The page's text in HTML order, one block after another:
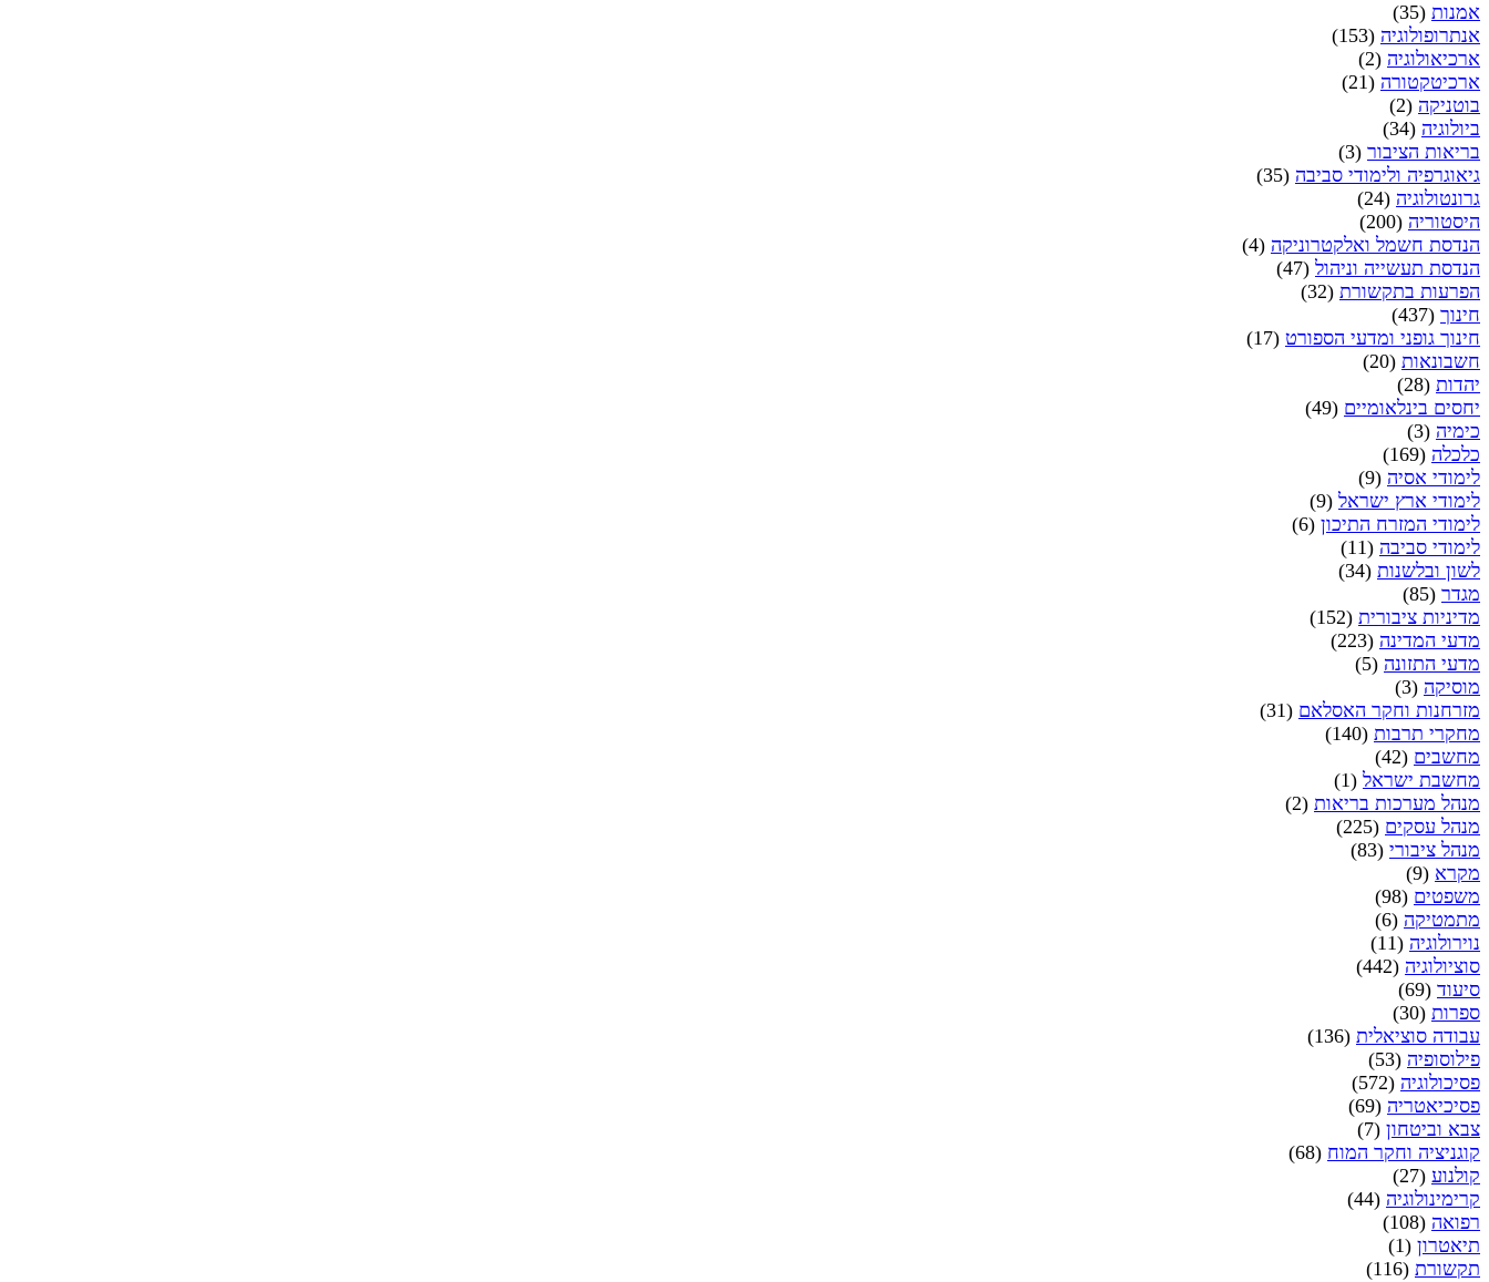
אמנות (35)
אנתרופולוגיה (153)
ארכיאולוגיה (2)
ארכיטקטורה (21)
בוטניקה (2)
ביולוגיה (34)
בריאות הציבור (3)
גיאוגרפיה ולימודי סביבה (35)
גרונטולוגיה (24)
היסטוריה (200)
הנדסת חשמל ואלקטרוניקה (4)
הנדסת תעשייה וניהול (47)
הפרעות בתקשורת (32)
חינוך (437)
חינוך גופני ומדעי הספורט (17)
חשבונאות (20)
יהדות (28)
יחסים בינלאומיים (49)
כימיה (3)
כלכלה (169)
לימודי אסיה (9)
לימודי ארץ ישראל (9)
לימודי המזרח התיכון (6)
לימודי סביבה (11)
לשון ובלשנות (34)
מגדר (85)
מדיניות ציבורית (152)
מדעי המדינה (223)
מדעי התזונה (5)
מוסיקה (3)
מזרחנות וחקר האסלאם (31)
מחקרי תרבות (140)
מחשבים (42)
מחשבת ישראל (1)
מנהל מערכות בריאות (2)
מנהל עסקים (225)
מנהל ציבורי (83)
מקרא (9)
משפטים (98)
מתמטיקה (6)
נוירולוגיה (11)
סוציולוגיה (442)
סיעוד (69)
ספרות (30)
עבודה סוציאלית (136)
פילוסופיה (53)
פסיכולוגיה (572)
פסיכיאטריה (69)
צבא וביטחון (7)
קוגניציה וחקר המוח (68)
קולנוע (27)
קרימינולוגיה (44)
רפואה (108)
תיאטרון (1)
תקשורת (116)